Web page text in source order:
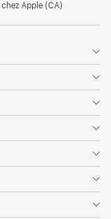
Apple (CA)